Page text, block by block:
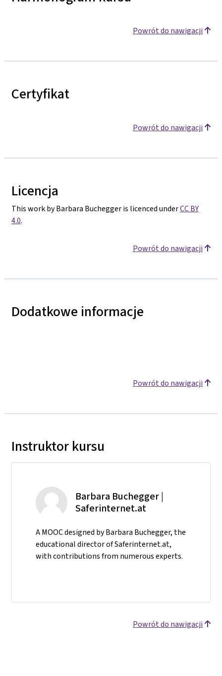
Powrót do nawigacji
Certyfikat
Powrót do nawigacji
Licencja
This work by Barbara Buchegger is licenced underCC BY
4.0.
Powrót do nawigacji
Dodatkowe informacje
Powrót do nawigacji
Instruktor kursu
Barbara Buchegger |
Saferinternet.at
A MOOC designed by Barbara Buchegger, the
educational director of Saferinternet.at,
with contributions from numerous experts.
Powrót do nawigacji